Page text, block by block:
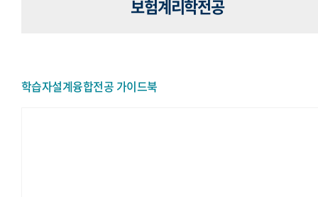
보험계리학전공
학습자설계융합전공 가이드북